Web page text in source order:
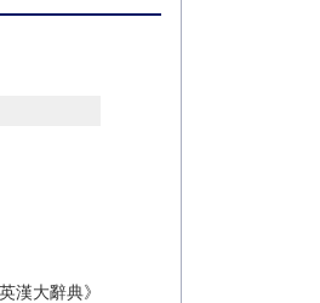
漢大辭典》